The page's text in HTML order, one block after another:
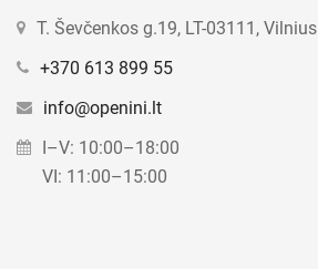
T. Ševčenkos g.19, LT-03111, Vilnius
+370 613 899 55
info@openini.lt
I–V: 10:00–18:00
VI: 11:00–15:00